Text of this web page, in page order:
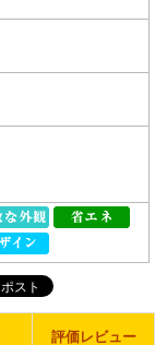
評価レビュー